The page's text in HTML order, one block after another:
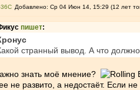
Добавлено: Ср 04 Июн 14, 15:29 (12 лет
пишет:
странный вывод. А что
знать моё мнение?
не развито, а недостаёт. Если